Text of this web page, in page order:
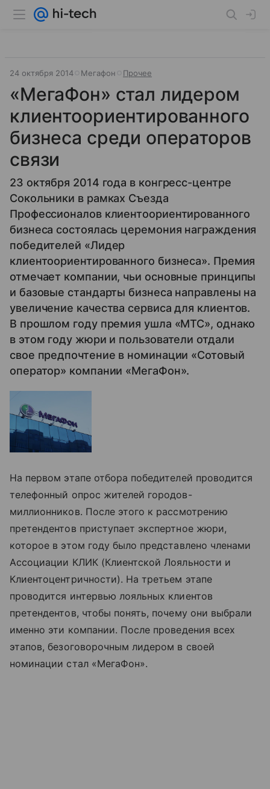
24 октября 2014 Мегафон Прочее
«МегаФон» стал лидером
клиентоориентированного
бизнеса среди операторов
связи
23 октября 2014 года в конгресс-центре
Сокольники в рамках Съезда
Профессионалов клиентоориентированного
бизнеса состоялась церемония награждения
победителей «Лидер
клиентоориентированного бизнеса». Премия
отмечает компании, чьи основные принципы
и базовые стандарты бизнеса направлены на
увеличение качества сервиса для клиентов.
В прошлом году премия ушла «МТС», однако
в этом году жюри и пользователи отдали
свое предпочтение в номинации «Сотовый
оператор» компании «МегаФон».
На первом этапе отбора победителей проводится
телефонный опрос жителей городов-
миллионников. После этого к рассмотрению
претендентов приступает экспертное жюри,
которое в этом году было представлено членами
Ассоциации КЛИК (Клиентской Лояльности и
Клиентоцентричности). На третьем этапе
проводится интервью лояльных клиентов
претендентов, чтобы понять, почему они выбрали
именно эти компании. После проведения всех
этапов, безоговорочным лидером в своей
номинации стал «МегаФон».